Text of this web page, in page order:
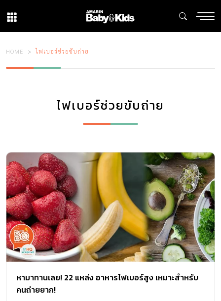
HOME ไฟเบอร์ช่วยขับถ่าย
ไฟเบอร์ช่วยขับถ่าย
หามาทานเลย! 22 แหล่ง อาหารไฟเบอร์สูง เหมาะสำหรับ
คนถ่ายยาก!